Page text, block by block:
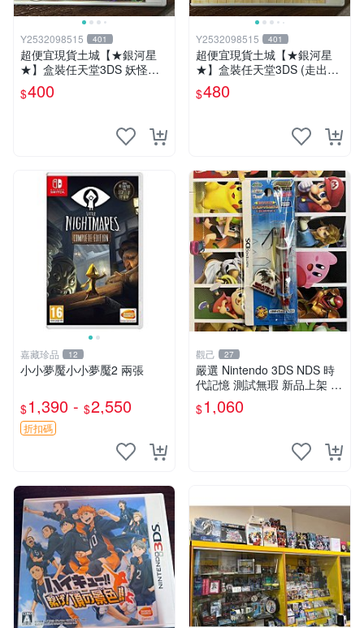
Y2532098515 401
超便宜現貨土城【★銀河星
★】盒裝任天堂3DS 妖怪三
國志 妖怪手錶 妖怪手表.日文
版日機專用3DS~
$400
Y2532098515 401
超便宜現貨土城【★銀河星
★】盒裝任天堂3DS (走出戶
外動物森友會)動物之森.森友
會.日文版日機專用3DS~
$480
嘉藏珍品 12
小小夢魘小小夢魘2 兩張
$1,390 - $2,550
折扣碼
觀己 27
嚴選 Nintendo 3DS NDS 時
代記憶 測試無瑕 新品上架 口
袋妖怪 電腦 現代電器
$1,060